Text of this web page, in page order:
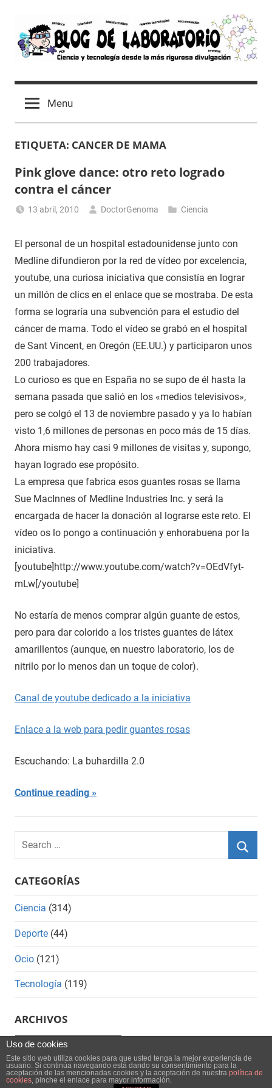
content
Blog
de
Laboratorio
Tutoriales,
Ocio
un
Laboratorio
de
Menu
ETIQUETA: CANCER DE MAMA
Pink glove dance: otro reto logrado
contra el cáncer
13 abril, 2010 DoctorGenoma Ciencia
El personal de un hospital estadounidense junto con
Medline difundieron por la red de vídeo por excelencia,
youtube, una curiosa iniciativa que consistía en lograr
un millón de clics en el enlace que se mostraba. De esta
forma se lograría una subvención para el estudio del
cáncer de mama. Todo el vídeo se grabó en el hospital
de Sant Vincent, en Oregón (EE.UU.) y participaron unos
200 trabajadores.
Lo curioso es que en España no se supo de él hasta la
semana pasada que salió en los «medios televisivos»,
pero se colgó el 13 de noviembre pasado y ya lo habían
visto 1,6 millones de personas en poco más de 15 días.
Ahora mismo hay casi 9 millones de visitas y, supongo,
hayan logrado ese propósito.
La empresa que fabrica esos guantes rosas se llama
Sue MacInnes of Medline Industries Inc. y será la
encargada de hacer la donación al lograrse este reto. El
vídeo os lo pongo a continuación y enhorabuena por la
iniciativa.
[youtube]http://www.youtube.com/watch?v=OEdVfyt-
mLw[/youtube]
No estaría de menos comprar algún guante de estos,
pero para dar colorido a los tristes guantes de látex
amarillentos (aunque, en nuestro laboratorio, los de
nitrilo por lo menos dan un toque de color).
Canal de youtube dedicado a la iniciativa
Enlace a la web para pedir guantes rosas
Escuchando: La buhardilla 2.0
Continue reading
Search
for:
CATEGORÍAS
Ciencia (314)
Deporte (44)
Ocio (121)
Tecnología (119)
ARCHIVOS
Archivos
WordPress Theme: Mercia by ThemeZee.
Uso de cookies
Este sitio web utiliza cookies para que usted tenga la mejor experiencia de
usuario. Si continúa navegando está dando su consentimiento para la
aceptación de las mencionadas cookies y la aceptación de nuestra política de
cookies, pinche el enlace para mayor información.